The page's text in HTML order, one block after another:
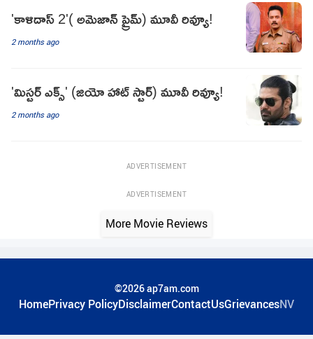
'కాళిదాస్ 2'( అమెజాన్ ప్రైమ్) మూవీ రివ్యూ!
2 months ago
'మిస్టర్ ఎక్స్' (జియో హాట్ స్టార్) మూవీ రివ్యూ!
2 months ago
ADVERTISEMENT
ADVERTISEMENT
More Movie Reviews
©2026 ap7am.com
HomePrivacy PolicyDisclaimerContactUsGrievancesNV